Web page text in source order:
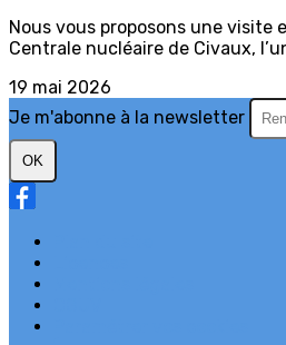
Nous vous proposons une visite
Centrale nucléaire de Civaux,
19 mai 2026
Je m'abonne à la newsletter
OK